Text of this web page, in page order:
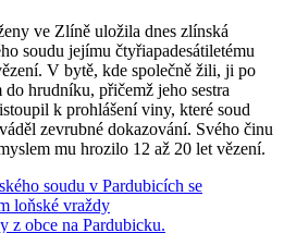
ve Zlíně uložila dnes zlínská
soudu jejímu čtyřiapadesátiletému
V bytě, kde společně žili, ji po
hrudníku, přičemž jeho sestra
k prohlášení viny, které soud
zevrubné dokazování. Svého činu
mu hrozilo 12 až 20 let vězení.